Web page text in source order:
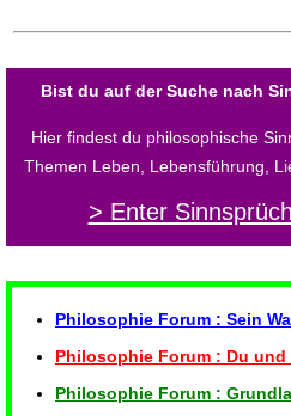
Bist du auf der Suche nach
Hier findest du philosophische
Themen Leben, Lebensführung,
> Enter
Philosophie Forum : Sein
Philosophie Forum : Du und
Philosophie Forum :